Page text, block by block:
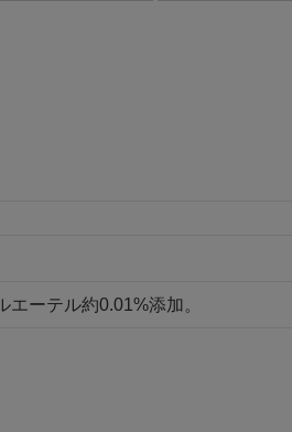
ーテル約0.01%添加。